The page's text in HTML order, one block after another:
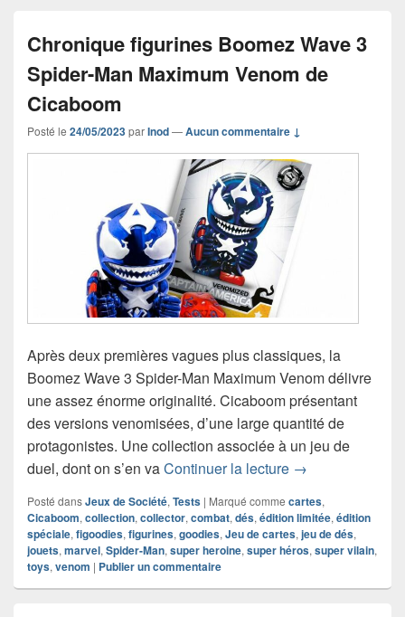
Chronique figurines Boomez Wave 3
Spider-Man Maximum Venom de
Cicaboom
Posté le 24/05/2023parInod—Aucun commentaire ↓
Après deux premières vagues plus classiques, la
Boomez Wave 3 Spider-Man Maximum Venom délivre
une assez énorme originalité. Cicaboom présentant
des versions venomisées, d’une large quantité de
protagonistes. Une collection associée à un jeu de
duel, dont on s’en vaContinuer la lecture Chronique
→
Posté dansJeux de Société, Tests | Marqué comme cartes,
Cicaboom, collection, collector, combat, dés, édition limitée, édition
spéciale, figoodies, figurines, goodies, Jeu de cartes, jeu de dés,
jouets, marvel, Spider-Man, super heroine, super héros, super vilain,
toys, venom | Publier un commentaire